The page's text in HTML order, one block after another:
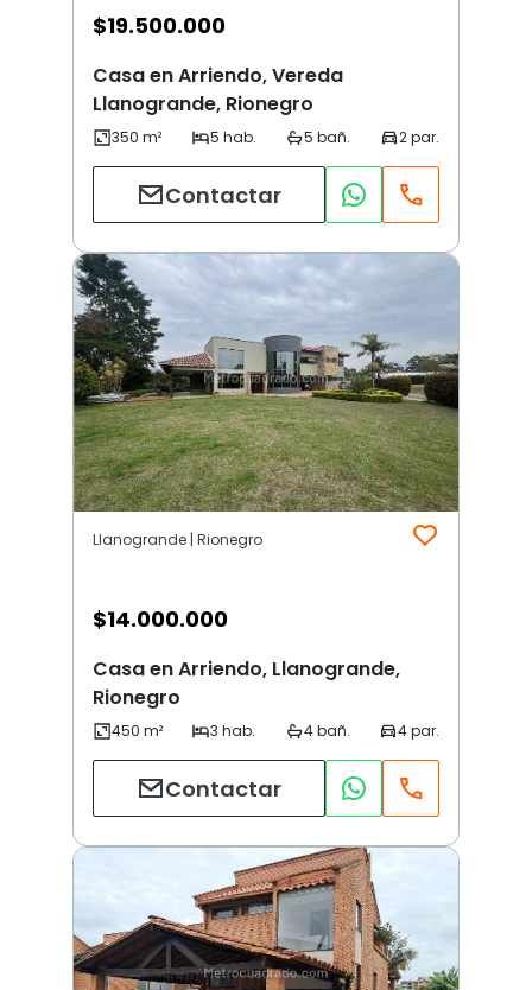
$19.500.000
Casa en Arriendo, Vereda
Llanogrande, Rionegro
Contactar
Llanogrande | Rionegro
$14.000.000
Casa en Arriendo, Llanogrande,
Rionegro
Contactar